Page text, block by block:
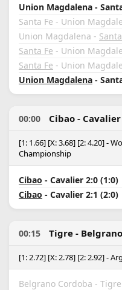
Union Magdalena -
Santa Fe - Union
Union Magdalena -
Santa Fe - Union
Santa Fe - Union
Union Magdalena -
00:00 Cibao - Cavalier
[1: 1.66] [X: 3.68] [2: 4.20] -
Championship
Cibao - Cavalier 2:0
Cibao - Cavalier 2:1
00:15 Tigre -
[1: 2.72] [X: 2.78] [2: 2.92] -
Belgrano Cordoba -